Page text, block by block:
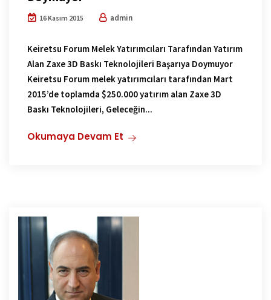
16 Kasım 2015 admin
Keiretsu Forum Melek Yatırımcıları Tarafından Yatırım
Alan Zaxe 3D Baskı Teknolojileri Başarıya Doymuyor
Keiretsu Forum melek yatırımcıları tarafından Mart
2015’de toplamda $250.000 yatırım alan Zaxe 3D
Baskı Teknolojileri, Geleceğin...
Okumaya Devam Et